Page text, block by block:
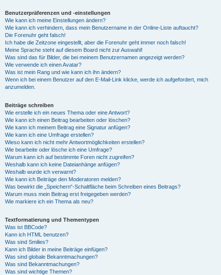
Benutzerpräferenzen und -einstellungen
Wie kann ich meine Einstellungen ändern?
Wie kann ich verhindern, dass mein Benutzername in der Online-Liste auftaucht?
Die Forenuhr geht falsch!
Ich habe die Zeitzone eingestellt, aber die Forenuhr geht immer noch falsch!
Meine Sprache steht auf diesem Board nicht zur Auswahl!
Was sind das für Bilder, die bei meinem Benutzernamen angezeigt werden?
Wie verwende ich einen Avatar?
Was ist mein Rang und wie kann ich ihn ändern?
Wenn ich bei einem Benutzer auf den E-Mail-Link klicke, werde ich aufgefordert, mich
anzumelden.
Beiträge schreiben
Wie erstelle ich ein neues Thema oder eine Antwort?
Wie kann ich einen Beitrag bearbeiten oder löschen?
Wie kann ich meinem Beitrag eine Signatur anfügen?
Wie kann ich eine Umfrage erstellen?
Wieso kann ich nicht mehr Antwortmöglichkeiten erstellen?
Wie bearbeite oder lösche ich eine Umfrage?
Warum kann ich auf bestimmte Foren nicht zugreifen?
Weshalb kann ich keine Dateianhänge anfügen?
Weshalb wurde ich verwarnt?
Wie kann ich Beiträge den Moderatoren melden?
Was bewirkt die „Speichern“-Schaltfläche beim Schreiben eines Beitrags?
Warum muss mein Beitrag erst freigegeben werden?
Wie markiere ich ein Thema als neu?
Textformatierung und Thementypen
Was ist BBCode?
Kann ich HTML benutzen?
Was sind Smilies?
Kann ich Bilder in meine Beiträge einfügen?
Was sind globale Bekanntmachungen?
Was sind Bekanntmachungen?
Was sind wichtige Themen?